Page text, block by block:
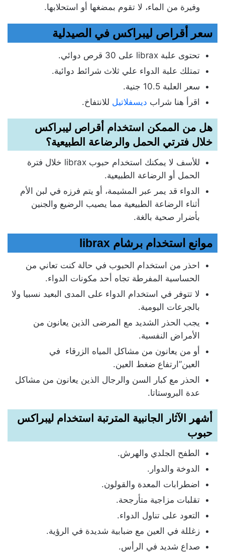
وفيرة من الماء، لا تقوم بمضغها أو استحلابها.
سعر أقراص ليبراكس في الصيدلية
تحتوى علبة librax على 30 قرص دوائي.
تمتلك علبة الدواء علي ثلاث شرائط دوائية.
سعر العلبة 10.5 جنية.
اقرأ هنا شراب ديسفلاتيل للانتفاخ.
هل من الممكن استخدام أقراص ليبراكس
خلال فترتي الحمل والرضاعة الطبيعية؟
للأسف لا يمكنك استخدام حبوب librax خلال فترة
الحمل أو الرضاعة الطبيعية.
الدواء قد يمر عبر المشيمة، أو يتم فرزه في لبن الأم
أثناء الرضاعة الطبيعية مما يصيب الرضيع والجنين
بأضرار صحية بالغة.
موانع استخدام برشام librax
احذر من استخدام الحبوب في حالة كنت تعاني من
الحساسية المفرطة تجاه أحد مكونات الدواء.
لا تتوفر في استخدام الدواء على المدى البعيد نسبيا ولا
بالجرعات اليومية.
يجب الحذر الشديد مع المرضى الذين يعانون من
الأمراض النفسية.
أو من يعانون من مشاكل المياه الزرقاء في
العين”ارتفاع ضغط العين.
الحذر مع كبار السن والرجال الذين يعانون من مشاكل
عدة البروستاتا.
أشهر الآثار الجانبية المترتبة استخدام ليبراكس
حبوب
الطفح الجلدي والهرش.
الدوخة والدوار.
اضطرابات المعدة والقولون.
تقلبات مزاجية متأرجحة.
التعود على تناول الدواء.
زغللة في العين مع ضبابية شديدة في الرؤية.
صداع شديد في الرأس.